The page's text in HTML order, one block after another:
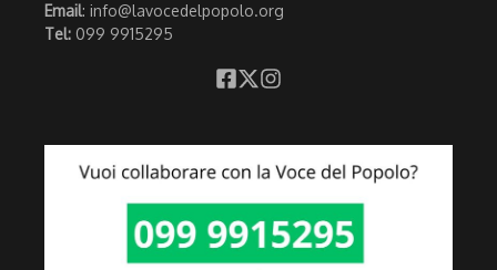
Email: info@lavocedelpopolo.org
Tel: 099 9915295